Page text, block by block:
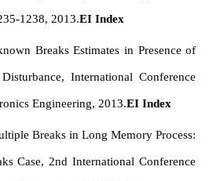
1238, 2013.EI Index
Breaks Estimates in Presence of
International Conference
Engineering, 2013.EI Index
Breaks in Long Memory Process:
Case, 2nd International Conference